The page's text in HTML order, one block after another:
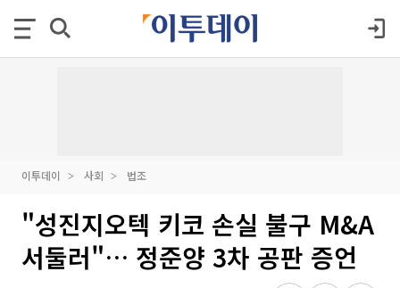
이투데이 사회 법조
"성진지오텍 키코 손실 불구 M&A
서둘러"… 정준양 3차 공판 증언